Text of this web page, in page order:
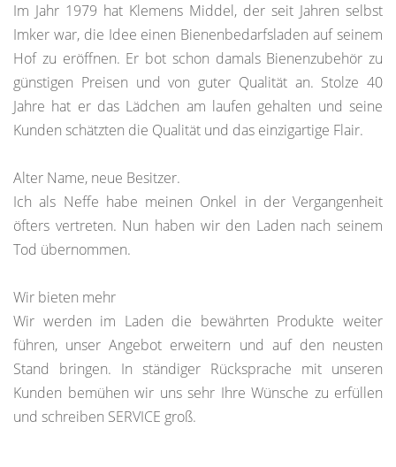
Im Jahr 1979 hat Klemens Middel, der seit Jahren selbst
Imker war, die Idee einen Bienenbedarfsladen auf seinem
Hof zu eröffnen. Er bot schon damals Bienenzubehör zu
günstigen Preisen und von guter Qualität an. Stolze 40
Jahre hat er das Lädchen am laufen gehalten und seine
Kunden schätzten die Qualität und das einzigartige Flair.
Alter Name, neue Besitzer.
Ich als Neffe habe meinen Onkel in der Vergangenheit
öfters vertreten. Nun haben wir den Laden nach seinem
Tod übernommen.
Wir bieten mehr
Wir werden im Laden die bewährten Produkte weiter
führen, unser Angebot erweitern und auf den neusten
Stand bringen. In ständiger Rücksprache mit unseren
Kunden bemühen wir uns sehr Ihre Wünsche zu erfüllen
und schreiben SERVICE groß.